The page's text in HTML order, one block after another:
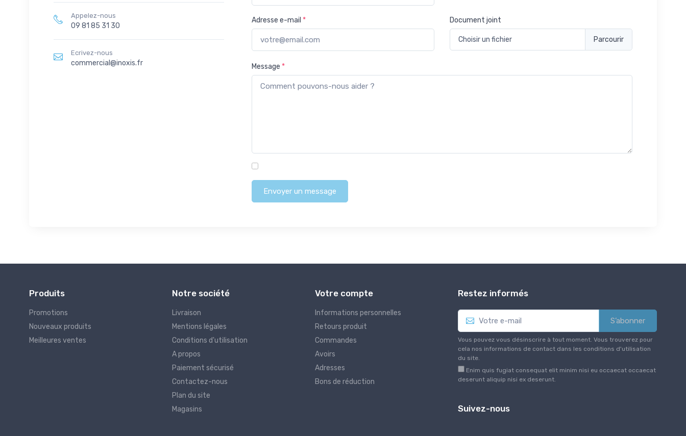
Appelez-nous
09 81 85 31 30
Ecrivez-nous
commercial@inoxis.fr
Adresse e-mail * Document joint
Choisir un fichier
Message *
Envoyer un message
Produits
Promotions
Nouveaux produits
Meilleures ventes
Notre société
Livraison
Mentions légales
Conditions d'utilisation
A propos
Paiement sécurisé
Contactez-nous
Plan du site
Magasins
Votre compte
Informations personnelles
Retours produit
Commandes
Avoirs
Adresses
Bons de réduction
Restez informés
S’abonner
Vous pouvez vous désinscrire à tout moment. Vous trouverez pour
cela nos informations de contact dans les conditions d'utilisation
du site.
Enim quis fugiat consequat elit minim nisi eu occaecat occaecat
deserunt aliquip nisi ex deserunt.
Suivez-nous